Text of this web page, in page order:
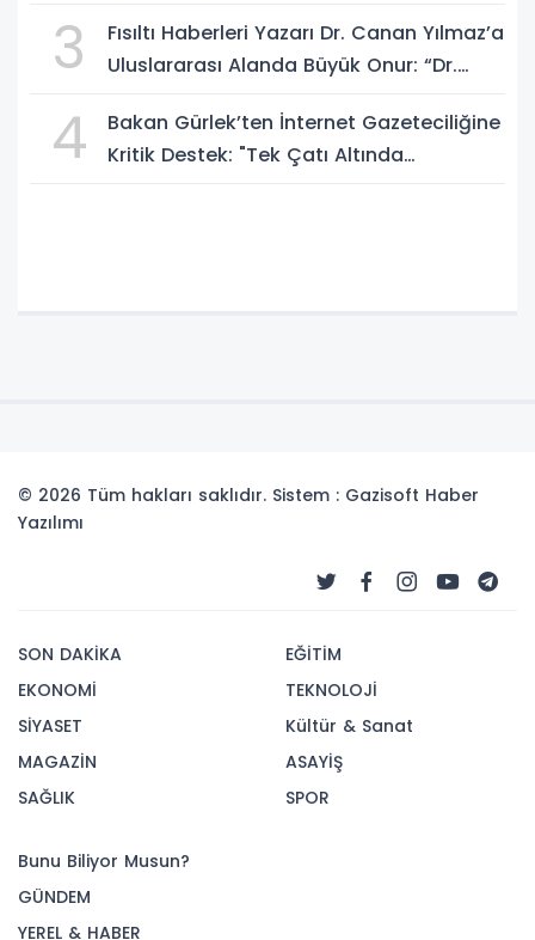
3
Fısıltı Haberleri Yazarı Dr. Canan Yılmaz’a
Uluslararası Alanda Büyük Onur: “Dr.
4
Bakan Gürlek’ten İnternet Gazeteciliğine
Kritik Destek: "Tek Çatı Altında
© 2026 Tüm hakları saklıdır. Sistem : Gazisoft Haber
Yazılımı
SON DAKİKA
EKONOMİ
SİYASET
MAGAZİN
SAĞLIK
EĞİTİM
TEKNOLOJİ
Kültür & Sanat
ASAYİŞ
SPOR
Bunu Biliyor Musun?
GÜNDEM
YEREL & HABER